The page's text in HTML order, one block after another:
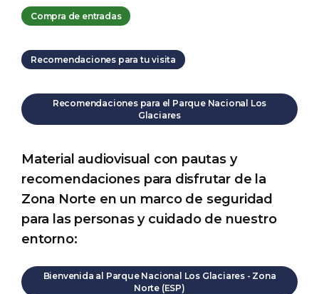
Compra de entradas
Recomendaciones para tu visita
Recomendaciones para el Parque Nacional Los
Glaciares
Material audiovisual con pautas y
recomendaciones para disfrutar de la
Zona Norte en un marco de seguridad
para las personas y cuidado de nuestro
entorno:
Bienvenida al Parque Nacional Los Glaciares - Zona
Norte (ESP)